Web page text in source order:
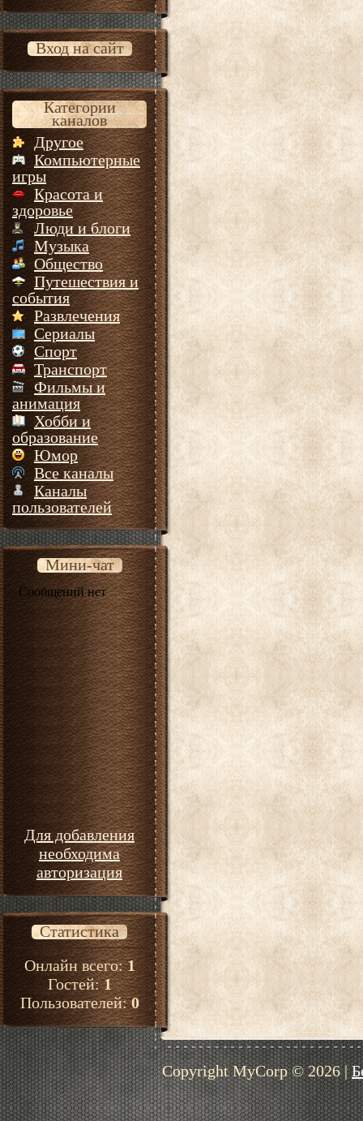
Вход на сайт
Категории
каналов
Другое
Компьютерные
игры
Красота и
здоровье
Люди и блоги
Музыка
Общество
Путешествия и
события
Развлечения
Сериалы
Спорт
Транспорт
Фильмы и
анимация
Хобби и
образование
Юмор
Все каналы
Каналы
пользователей
Мини-чат
Для добавления
необходима
авторизация
Статистика
Онлайн всего:1
Гостей:1
Пользователей:0
Copyright MyCorp © 2026|